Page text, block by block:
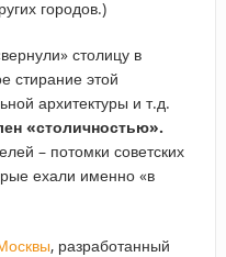
городов.)
столицу в
стирание этой
архитектуры и т.д.
«столичностью».
– потомки советских
ехали именно «в
, разработанный